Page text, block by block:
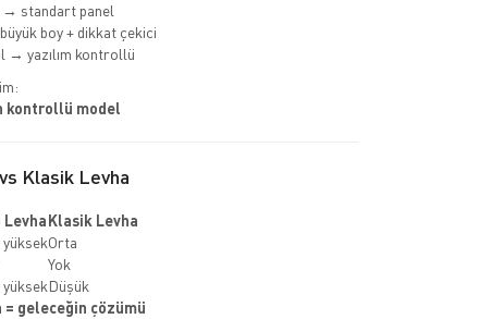
→ standart panel
boy + dikkat çekici
→ yazılım kontrollü
kontrollü model
Klasik Levha
LevhaKlasik Levha
yüksekOrta
Yok
yüksekDüşük
= geleceğin çözümü